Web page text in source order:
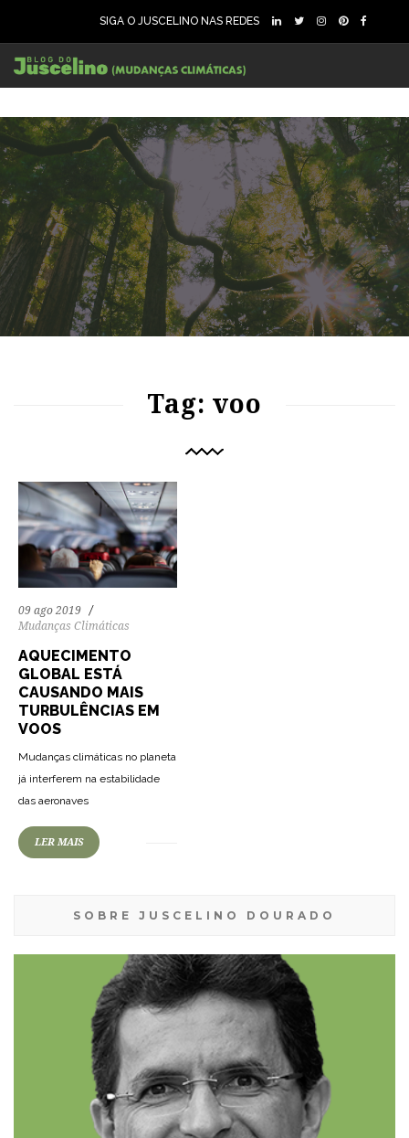
SIGA O JUSCELINO NAS REDES
Tag: voo
09 ago 2019
Mudanças Climáticas
AQUECIMENTO
GLOBAL ESTÁ
CAUSANDO MAIS
TURBULÊNCIAS EM
VOOS
Mudanças climáticas no planeta
já interferem na estabilidade
das aeronaves
LER MAIS
SOBRE JUSCELINO DOURADO